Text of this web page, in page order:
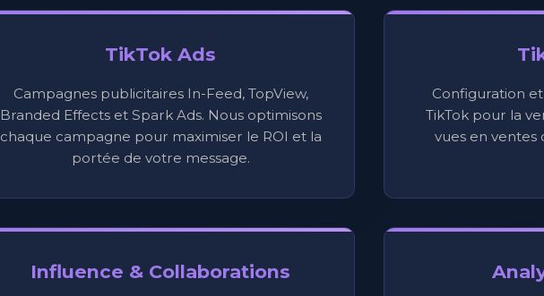
TikTok Ads
Campagnes publicitaires In-Feed, TopView,
Branded Effects et Spark Ads. Nous optimisons
chaque campagne pour maximiser le ROI et la
portée de votre message.
Configuration
TikTok pour la
vues en ventes
Influence & Collaborations